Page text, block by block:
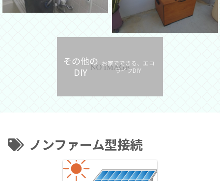
その他の
DIY
お家でできる、エコ
ライフDIY
ノンファーム型接続